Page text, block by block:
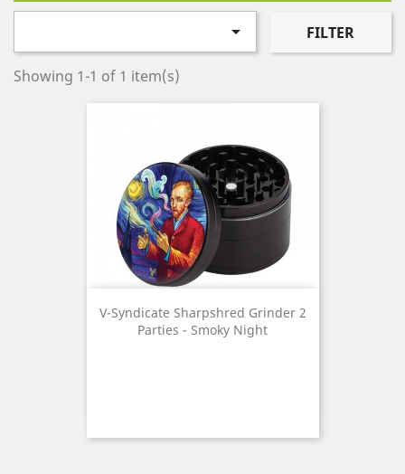
 FILTER
Showing 1-1 of 1 item(s)
V-Syndicate Sharpshred Grinder 2
Parties - Smoky Night